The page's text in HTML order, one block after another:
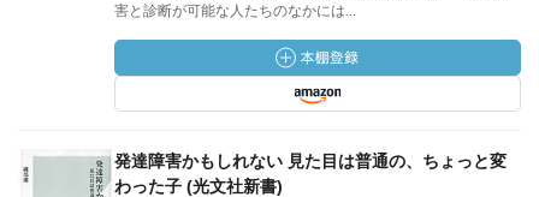
害と診断が可能な人たちのなかには...
発達障害かもしれない 見た目は普通の、ちょっと変
わった子 (光文社新書)